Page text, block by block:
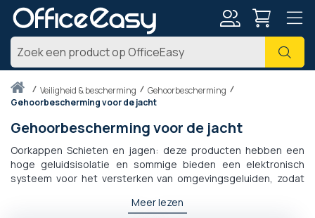
Zoek
Thuisveiligheid & bescherming
Gehoorbescherming
Gehoorbescherming voor de jacht
Gehoorbescherming voor de jacht
Oorkappen Schieten en jagen: deze producten hebben een
hoge geluidsisolatie en sommige bieden een elektronisch
systeem voor het versterken van omgevingsgeluiden, zodat
vuurwapens en het geluid op een verbeterde manier kan
Meer lezen